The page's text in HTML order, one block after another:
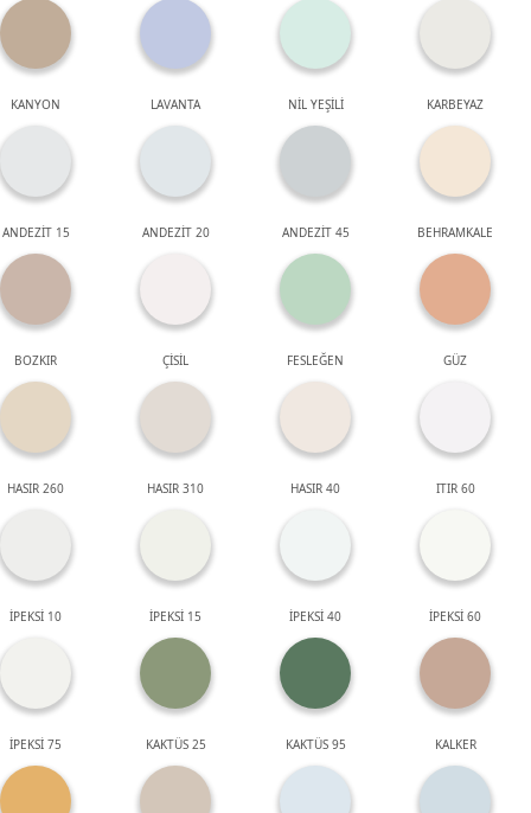
KANYON LAVANTA NİL YEŞİLİ KARBEYAZ
ANDEZİT 15 ANDEZİT 20 ANDEZİT 45 BEHRAMKALE
BOZKIR ÇİSİL FESLEĞEN GÜZ
HASIR 260 HASIR 310 HASIR 40 ITIR 60
İPEKSİ 10 İPEKSİ 15 İPEKSİ 40 İPEKSİ 60
İPEKSİ 75 KAKTÜS 25 KAKTÜS 95 KALKER